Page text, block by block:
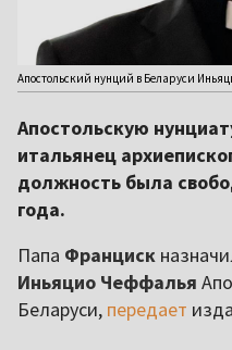
Апостольский нунций в Беларуси
Апостольскую
итальянец
должность была
года.
Папа Франциск
Иньяцио Чеффалья
Беларуси, передает